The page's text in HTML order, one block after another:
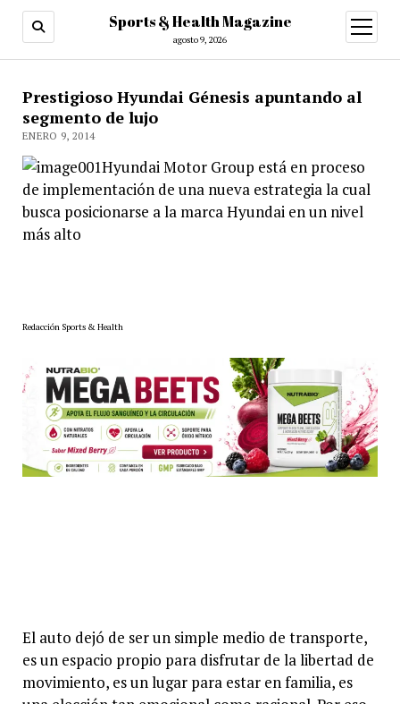
Sports & Health Magazine
agosto 9, 2026
abrir
menú
Prestigioso Hyundai Génesis apuntando al
segmento de lujo
ENERO 9, 2014
Hyundai Motor Group está en proceso
de implementación de una nueva estrategia la cual
busca posicionarse a la marca Hyundai en un nivel
más alto
Redacción Sports & Health
El auto dejó de ser un simple medio de transporte,
es un espacio propio para disfrutar de la libertad de
movimiento, es un lugar para estar en familia, es